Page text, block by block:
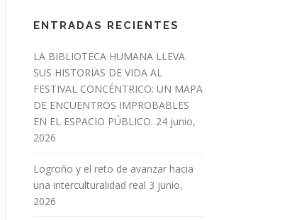
ENTRADAS RECIENTES
LA BIBLIOTECA HUMANA LLEVA
SUS HISTORIAS DE VIDA AL
FESTIVAL CONCÉNTRICO: UN MAPA
DE ENCUENTROS IMPROBABLES
EN EL ESPACIO PÚBLICO. 24 junio,
2026
Logroño y el reto de avanzar hacia
una interculturalidad real 3 junio,
2026